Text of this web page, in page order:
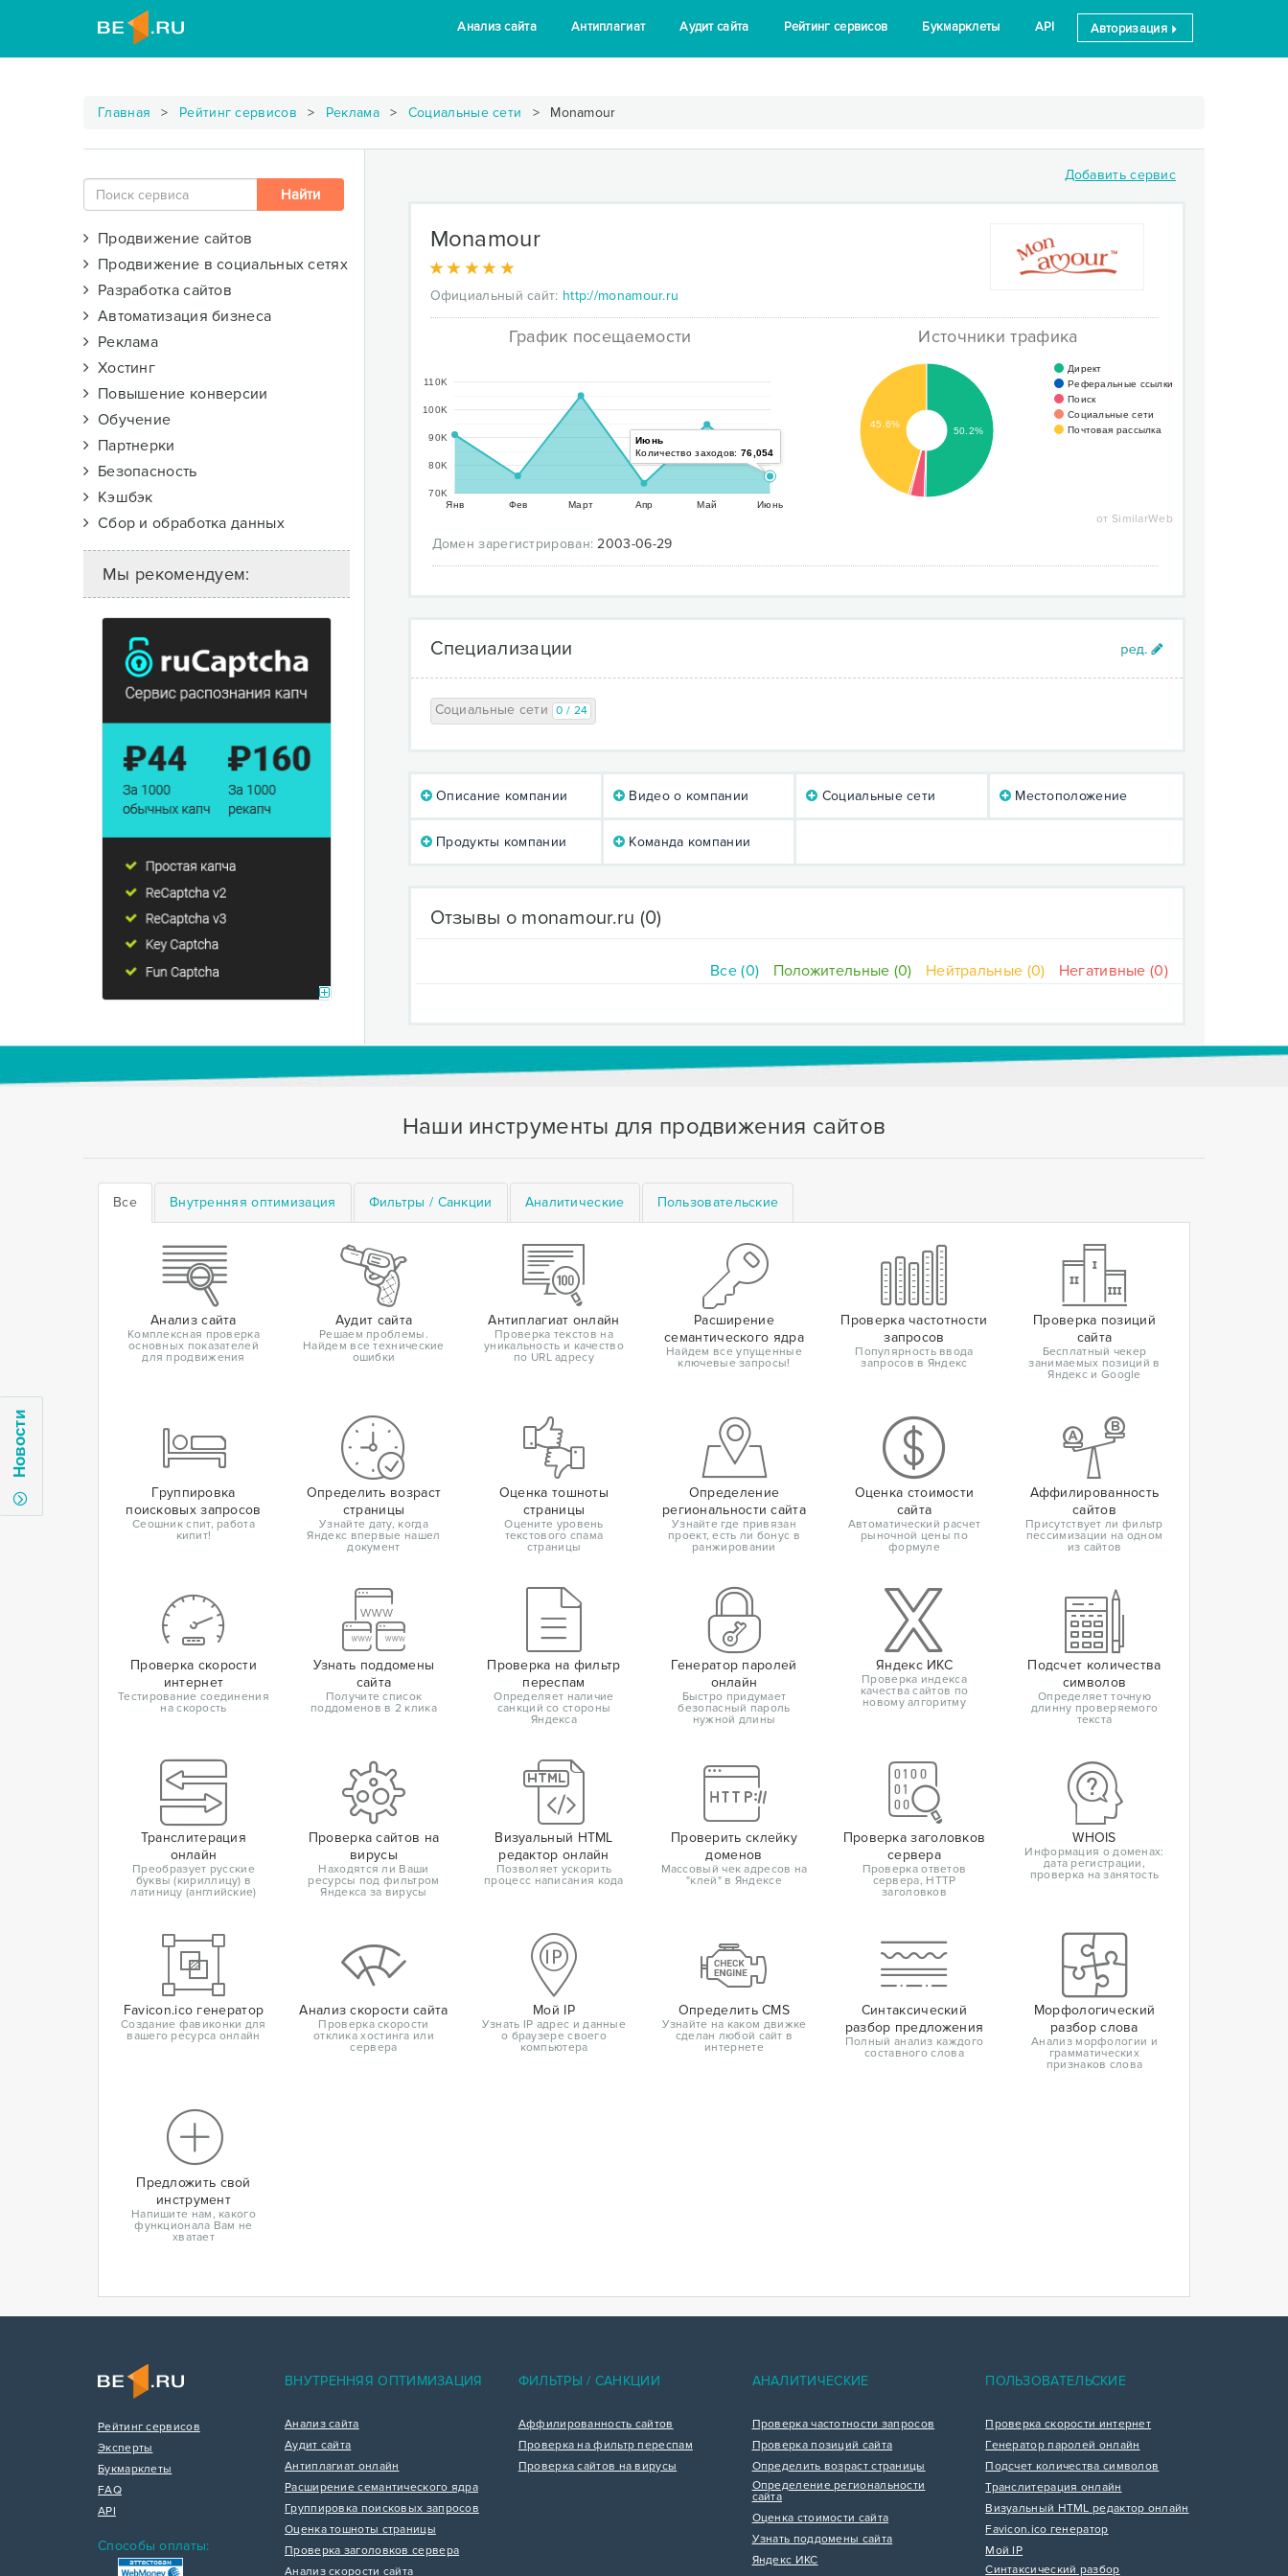
Анализ сайта Антиплагиат Аудит сайта Рейтинг сервисов Букмарклеты API Авторизация
Новости
Главная Рейтинг сервисов Реклама Социальные сети Monamour
Продвижение сайтов
Продвижение в социальных сетях
Разработка сайтов
Автоматизация бизнеса
Реклама
Хостинг
Повышение конверсии
Обучение
Партнерки
Безопасность
Кэшбэк
Сбор и обработка данных
Мы рекомендуем:
Добавить сервис
Monamour
Официальный сайт: http://monamour.ru
График посещаемости
Янв Фев Март Апр Май Июнь
70K
80K
90K
100K
110K
Июнь
Количество заходов: 76,054
Источники трафика
Директ
Реферальные ссылки
Поиск
Социальные сети
Почтовая рассылка
45.6%
50.2%
от SimilarWeb
Домен зарегистрирован: 2003-06-29
Специализации
Социальные сети 0 / 24
Описание компании Видео о компании Социальные сети Местоположение
Продукты компании Команда компании
Отзывы о monamour.ru (0)
Все (0) Положительные (0) Нейтральные (0) Негативные (0)
Наши инструменты для продвижения сайтов
Все Внутренняя оптимизация Фильтры / Санкции Аналитические Пользовательские
Анализ сайта
Комплексная проверка
основных показателей
для продвижения
Аудит сайта
Решаем проблемы.
Найдем все технические
ошибки
Антиплагиат онлайн
Проверка текстов на
уникальность и качество
по URL адресу
Расширение
семантического ядра
Найдем все упущенные
ключевые запросы!
Проверка частотности
запросов
Популярность ввода
запросов в Яндекс
Проверка позиций
сайта
Бесплатный чекер
занимаемых позиций в
Яндекс и Google
Группировка
поисковых запросов
Сеошник спит, работа
кипит!
Определить возраст
страницы
Узнайте дату, когда
Яндекс впервые нашел
документ
Оценка тошноты
страницы
Оцените уровень
текстового спама
страницы
Определение
региональности сайта
Узнайте где привязан
проект, есть ли бонус в
ранжировании
Оценка стоимости
сайта
Автоматический расчет
рыночной цены по
формуле
Аффилированность
сайтов
Присутствует ли фильтр
пессимизации на одном
из сайтов
Проверка скорости
интернет
Тестирование соединения
на скорость
Узнать поддомены
сайта
Получите список
поддоменов в 2 клика
Проверка на фильтр
переспам
Определяет наличие
санкций со стороны
Яндекса
Генератор паролей
онлайн
Быстро придумает
безопасный пароль
нужной длины
Яндекс ИКС
Проверка индекса
качества сайтов по
новому алгоритму
Подсчет количества
символов
Определяет точную
длинну проверяемого
текста
Транслитерация
онлайн
Преобразует русские
буквы (кириллицу) в
латиницу (английские)
Проверка сайтов на
вирусы
Находятся ли Ваши
ресурсы под фильтром
Яндекса за вирусы
Визуальный HTML
редактор онлайн
Позволяет ускорить
процесс написания кода
Проверить склейку
доменов
Массовый чек адресов на
"клей" в Яндексе
Проверка заголовков
сервера
Проверка ответов
сервера, HTTP
заголовков
WHOIS
Информация о доменах:
дата регистрации,
проверка на занятость
Favicon.ico генератор
Создание фавиконки для
вашего ресурса онлайн
Анализ скорости сайта
Проверка скорости
отклика хостинга или
сервера
Мой IP
Узнать IP адрес и данные
о браузере своего
компьютера
Определить CMS
Узнайте на каком движке
сделан любой сайт в
интернете
Синтаксический
разбор предложения
Полный анализ каждого
составного слова
Морфологический
разбор слова
Анализ морфологии и
грамматических
признаков слова
Предложить свой
инструмент
Напишите нам, какого
функционала Вам не
хватает
Рейтинг сервисов
Эксперты
Букмарклеты
FAQ
API
Способы оплаты:
ВНУТРЕННЯЯ ОПТИМИЗАЦИЯ
Анализ сайта
Аудит сайта
Антиплагиат онлайн
Расширение семантического ядра
Группировка поисковых запросов
Оценка тошноты страницы
Проверка заголовков сервера
Анализ скорости сайта
ФИЛЬТРЫ / САНКЦИИ
Аффилированность сайтов
Проверка на фильтр переспам
Проверка сайтов на вирусы
АНАЛИТИЧЕСКИЕ
Проверка частотности запросов
Проверка позиций сайта
Определить возраст страницы
Определение региональности
сайта
Оценка стоимости сайта
Узнать поддомены сайта
Яндекс ИКС
ПОЛЬЗОВАТЕЛЬСКИЕ
Проверка скорости интернет
Генератор паролей онлайн
Подсчет количества символов
Транслитерация онлайн
Визуальный HTML редактор онлайн
Favicon.ico генератор
Мой IP
Синтаксический разбор